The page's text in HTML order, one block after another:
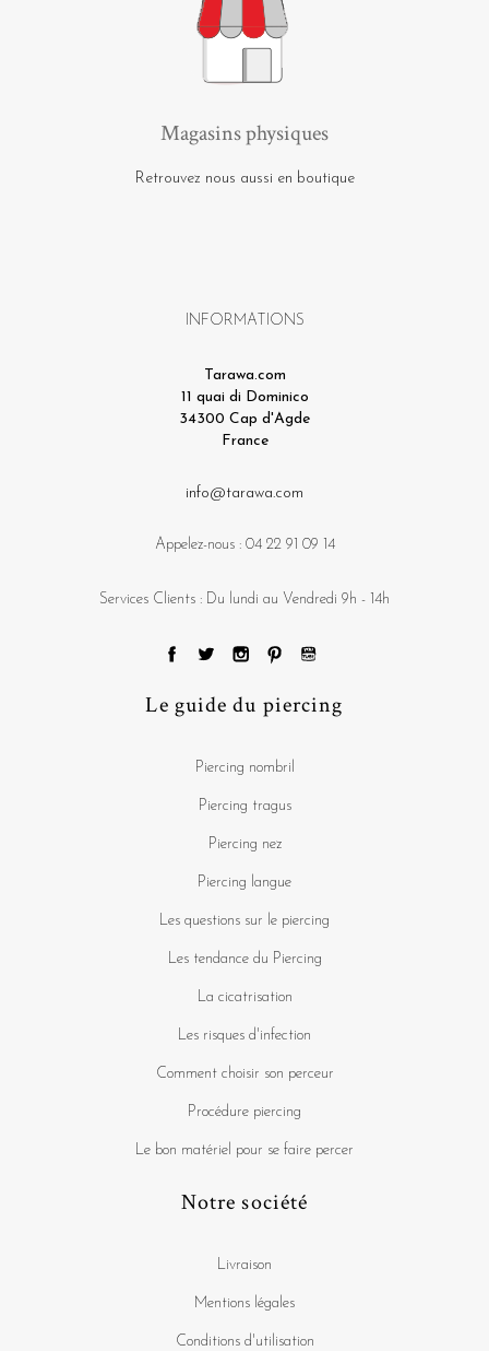
Magasins physiques
Retrouvez nous aussi en boutique
INFORMATIONS
Tarawa.com
11 quai di Dominico
34300 Cap d'Agde
France
info@tarawa.com
Appelez-nous : 04 22 91 09 14
Services Clients : Du lundi au Vendredi 9h - 14h
Le guide du piercing
Piercing nombril
Piercing tragus
Piercing nez
Piercing langue
Les questions sur le piercing
Les tendance du Piercing
La cicatrisation
Les risques d'infection
Comment choisir son perceur
Procédure piercing
Le bon matériel pour se faire percer
Notre société
Livraison
Mentions légales
Conditions d'utilisation